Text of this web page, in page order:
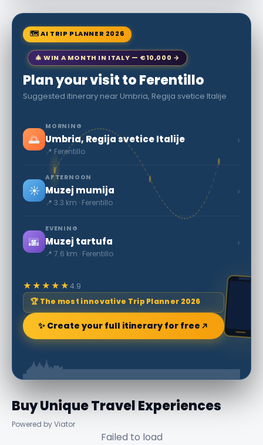
🗺 AI TRIP PLANNER 2026
🎄 WIN A MONTH IN ITALY — €10,000 →
Plan your visit to Ferentillo
Suggested itinerary near Umbria, Regija svetice Italije
🌅
MORNING
Umbria, Regija svetice Italije
📍 Ferentillo
›
☀️
AFTERNOON
Muzej mumija
📍 3.3 km · Ferentillo
›
🌆
EVENING
Muzej tartufa
📍 7.6 km · Ferentillo
›
★★★★★4.9
🏆 The most innovative Trip Planner 2026
✨ Create your full itinerary for free
Buy Unique Travel Experiences
Powered by Viator
Failed to load